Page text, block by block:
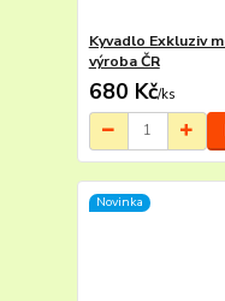
Kyvadlo Exkluziv
výroba ČR
680 Kč/ks
Novinka